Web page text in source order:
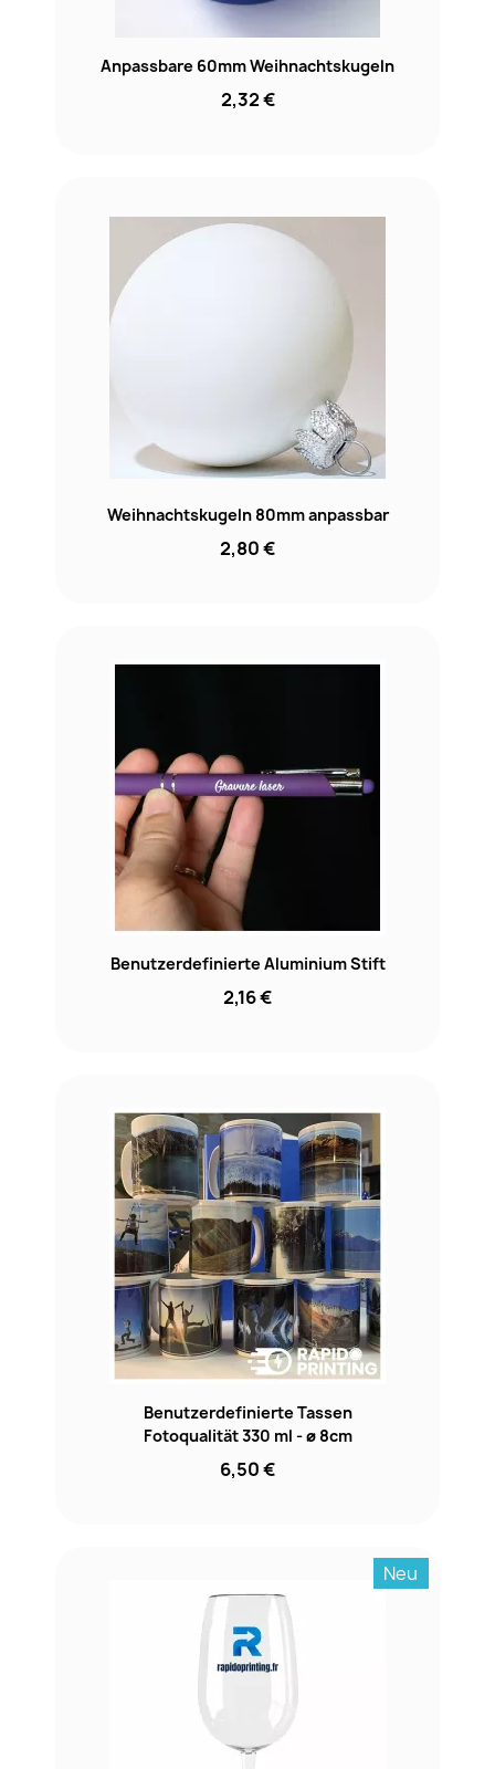
Anpassbare 60mm Weihnachtskugeln
2,32 €
Weihnachtskugeln 80mm anpassbar
2,80 €
Benutzerdefinierte Aluminium Stift
2,16 €
Benutzerdefinierte Tassen
Fotoqualität 330 ml - ø 8cm
6,50 €
Neu